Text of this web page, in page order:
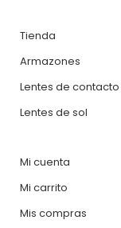
Tienda
Armazones
Lentes de contacto
Lentes de sol
Mi cuenta
Mi carrito
Mis compras